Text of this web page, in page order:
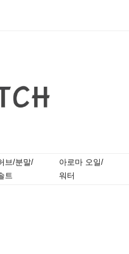
브/분말/
트
아로마 오일/
워터